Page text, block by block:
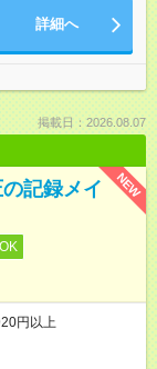
詳細へ
掲載日：2026.08.07
NEW
記録メイ
円以上